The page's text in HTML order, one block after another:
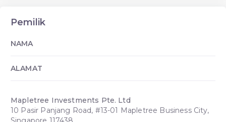
Pemilik
NAMA
ALAMAT
Mapletree Investments Pte. Ltd
10 Pasir Panjang Road, #13-01 Mapletree Business City,